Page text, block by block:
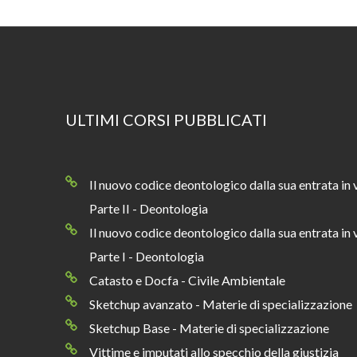
ULTIMI CORSI PUBBLICATI
Il nuovo codice deontologico dalla sua entrata in
Parte II - Deontologia
Il nuovo codice deontologico dalla sua entrata in
Parte I - Deontologia
Catasto e Docfa - Civile Ambientale
Sketchup avanzato - Materie di specializzazione
Sketchup Base - Materie di specializzazione
Vittime e imputati allo specchio della giustizia